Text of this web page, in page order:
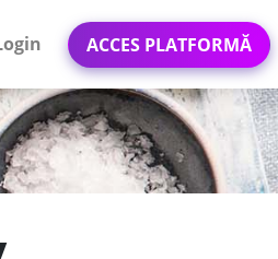
ACCES PLATFORMĂ